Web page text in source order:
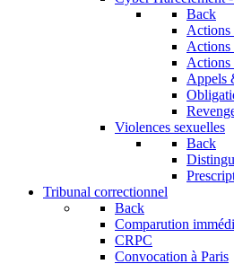
Back
Actions
Actions
Actions
Appels
Violences sexuelles
Back
Tribunal correctionnel
Back
Comparution
CRPC
Convocation à Paris